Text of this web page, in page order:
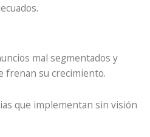
mal segmentados y
frenan su crecimiento.
que implementan sin visión